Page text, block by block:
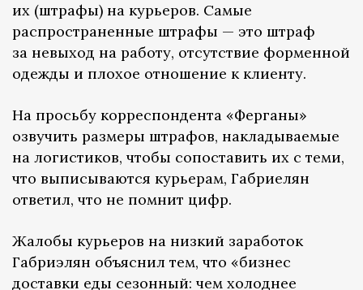
их (штрафы) на курьеров. Самые
распространенные штрафы — это штраф
за невыход на работу, отсутствие форменной
одежды и плохое отношение к клиенту.
На просьбу корреспондента «Ферганы»
озвучить размеры штрафов, накладываемые
на логистиков, чтобы сопоставить их с теми,
что выписываются курьерам, Габриелян
ответил, что не помнит цифр.
Жалобы курьеров на низкий заработок
Габриэлян объяснил тем, что «бизнес
доставки еды сезонный: чем холоднее